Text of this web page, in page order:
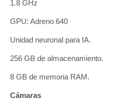
1.8 GHz
GPU: Adreno 640
Unidad neuronal para IA.
256 GB de almacenamiento.
8 GB de memoria RAM.
Cámaras